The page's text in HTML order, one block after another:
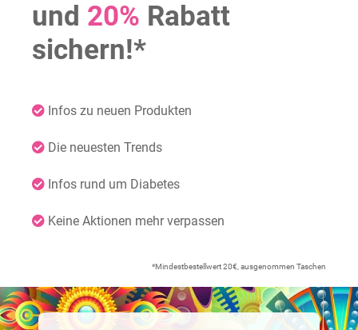
und 20% Rabatt
sichern!*
Infos zu neuen Produkten
Die neuesten Trends
Infos rund um Diabetes
Keine Aktionen mehr verpassen
*Mindestbestellwert 20€, ausgenommen Taschen